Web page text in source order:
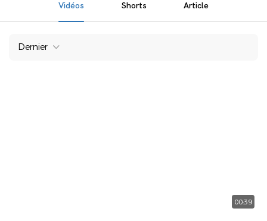
Vidéos Shorts Article
Dernier
00:39